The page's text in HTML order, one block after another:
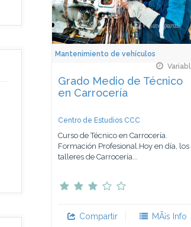
Mantenimiento de vehículos
Grado Medio de Técnico
en Carrocería
Centro de Estudios CCC
Curso de Técnico en Carrocería.
Formación Profesional.Hoy en día, los
talleres de Carrocería...
Compartir MÃ¡s Info